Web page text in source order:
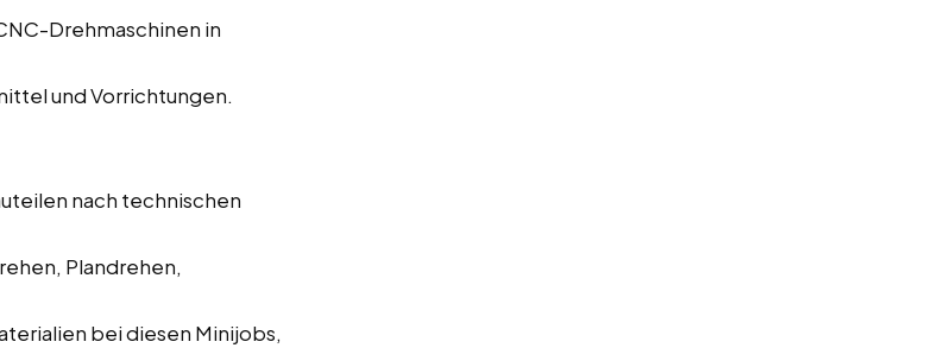
Drehmaschinen in
und Vorrichtungen.
nach technischen
Plandrehen,
bei diesen Minijobs,